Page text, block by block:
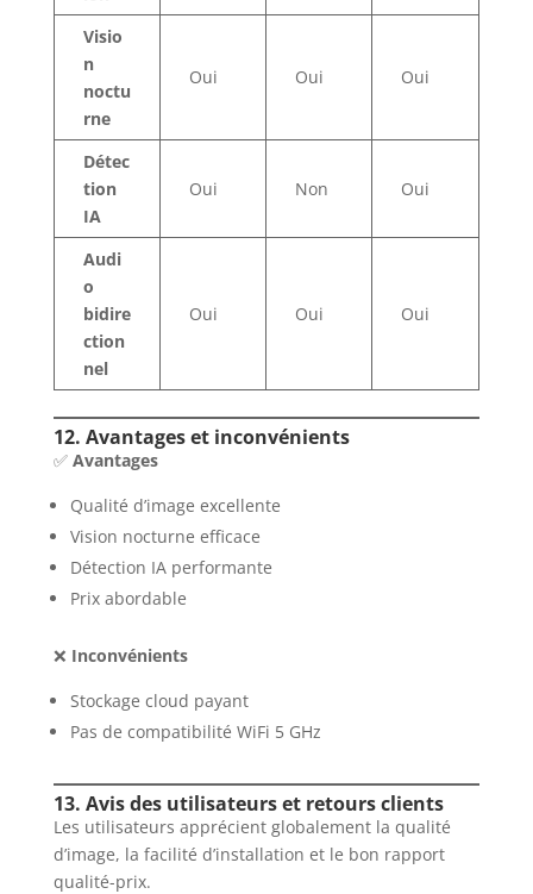
Visio
n
noctu
rne
Oui Oui Oui
Détec
tion
IA
Oui Non Oui
Audi
o
bidire
ction
nel
Oui Oui Oui
12. Avantages et inconvénients
✅ Avantages
Qualité d’image excellente
Vision nocturne efficace
Détection IA performante
Prix abordable
❌ Inconvénients
Stockage cloud payant
Pas de compatibilité WiFi 5 GHz
13. Avis des utilisateurs et retours clients
Les utilisateurs apprécient globalement la qualité
d’image, la facilité d’installation et le bon rapport
qualité-prix.